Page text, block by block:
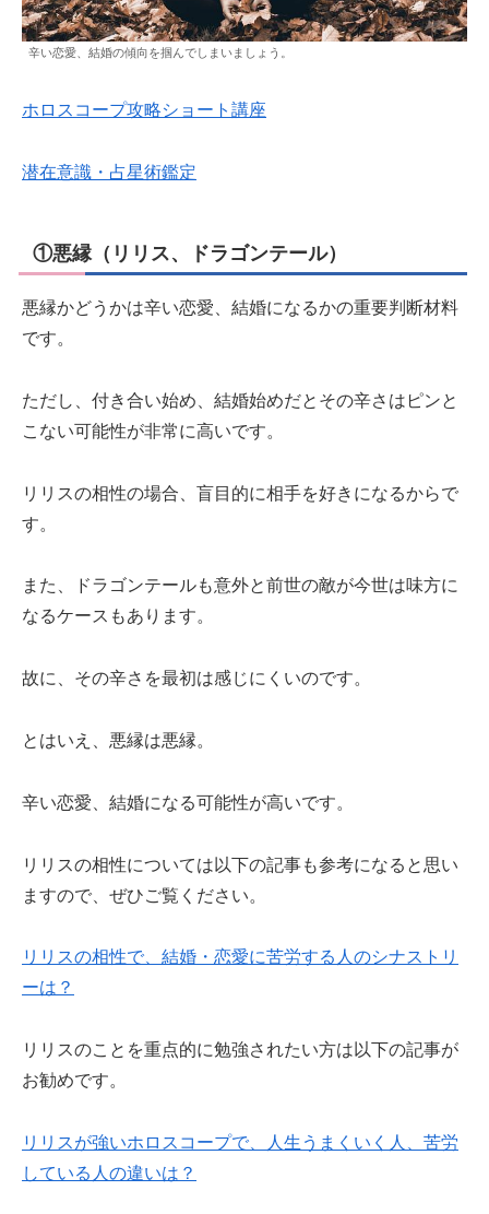
辛い恋愛、結婚の傾向を掴んでしまいましょう。
ホロスコープ攻略ショート講座
潜在意識・占星術鑑定
①悪縁（リリス、ドラゴンテール）
悪縁かどうかは辛い恋愛、結婚になるかの重要判断材料
です。
ただし、付き合い始め、結婚始めだとその辛さはピンと
こない可能性が非常に高いです。
リリスの相性の場合、盲目的に相手を好きになるからで
す。
また、ドラゴンテールも意外と前世の敵が今世は味方に
なるケースもあります。
故に、その辛さを最初は感じにくいのです。
とはいえ、悪縁は悪縁。
辛い恋愛、結婚になる可能性が高いです。
リリスの相性については以下の記事も参考になると思い
ますので、ぜひご覧ください。
リリスの相性で、結婚・恋愛に苦労する人のシナストリ
ーは？
リリスのことを重点的に勉強されたい方は以下の記事が
お勧めです。
リリスが強いホロスコープで、人生うまくいく人、苦労
している人の違いは？